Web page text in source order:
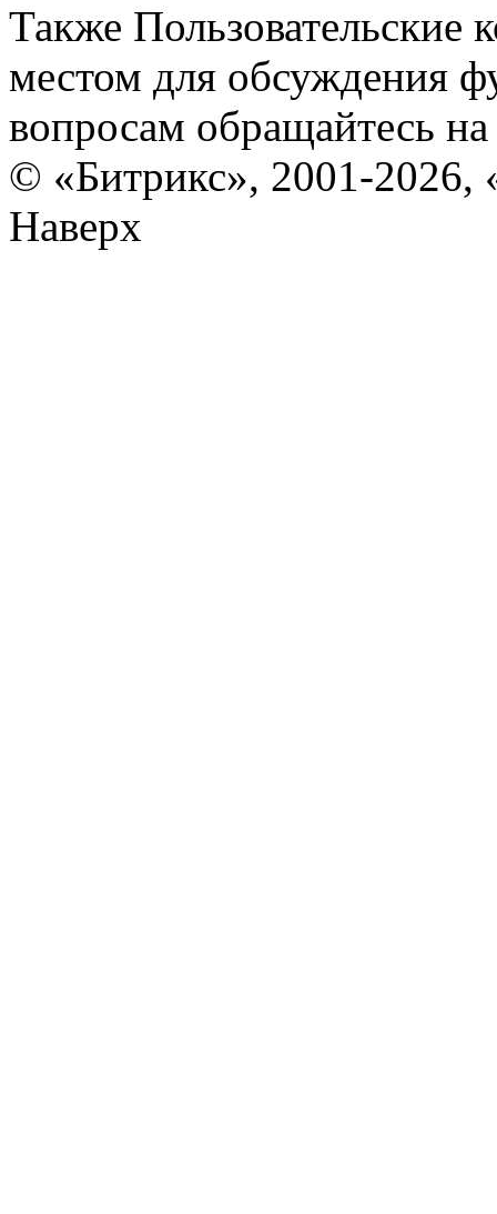
Также Пользовательские
местом для обсуждения
вопросам обращайтесь
© «Битрикс», 2001-2026,
Наверх